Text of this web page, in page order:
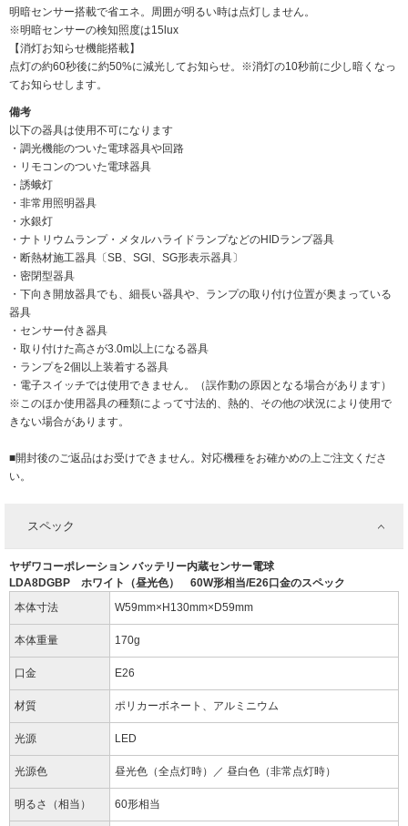
明暗センサー搭載で省エネ。周囲が明るい時は点灯しません。
※明暗センサーの検知照度は15lux
【消灯お知らせ機能搭載】
点灯の約60秒後に約50%に減光してお知らせ。※消灯の10秒前に少し暗くなっ
てお知らせします。
備考
以下の器具は使用不可になります
・調光機能のついた電球器具や回路
・リモコンのついた電球器具
・誘蛾灯
・非常用照明器具
・水銀灯
・ナトリウムランプ・メタルハライドランプなどのHIDランプ器具
・断熱材施工器具〔SB、SGI、SG形表示器具〕
・密閉型器具
・下向き開放器具でも、細長い器具や、ランプの取り付け位置が奥まっている
器具
・センサー付き器具
・取り付けた高さが3.0m以上になる器具
・ランプを2個以上装着する器具
・電子スイッチでは使用できません。（誤作動の原因となる場合があります）
※このほか使用器具の種類によって寸法的、熱的、その他の状況により使用で
きない場合があります。
■開封後のご返品はお受けできません。対応機種をお確かめの上ご注文くださ
い。
スペック
ヤザワコーポレーション バッテリー内蔵センサー電球
LDA8DGBP ホワイト（昼光色） 60W形相当/E26口金のスペック
本体寸法
W59mm×H130mm×D59mm
本体重量 170g
口金 E26
材質 ポリカーボネート、アルミニウム
光源 LED
光源色 昼光色（全点灯時）／ 昼白色（非常点灯時）
明るさ（相当） 60形相当